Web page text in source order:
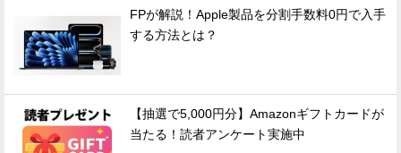
FPが解説！Apple製品を分割手数料0円で入手
する方法とは？
【抽選で5,000円分】Amazonギフトカードが
当たる！読者アンケート実施中